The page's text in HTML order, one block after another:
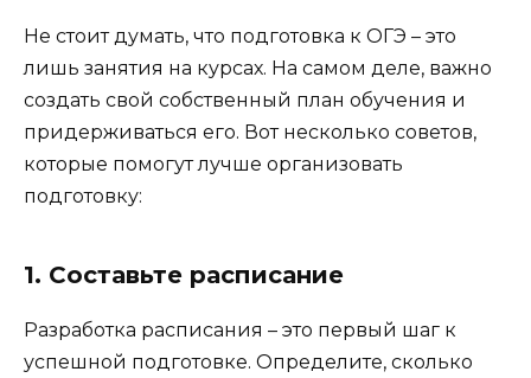
Не стоит думать, что подготовка к ОГЭ – это
лишь занятия на курсах. На самом деле, важно
создать свой собственный план обучения и
придерживаться его. Вот несколько советов,
которые помогут лучше организовать
подготовку:
1. Составьте расписание
Разработка расписания – это первый шаг к
успешной подготовке. Определите, сколько